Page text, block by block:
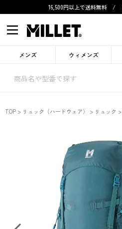
16,500円以上で送料無料 /
メンズ ウィメンズ
TOP リュック（ハードウェア） リュック